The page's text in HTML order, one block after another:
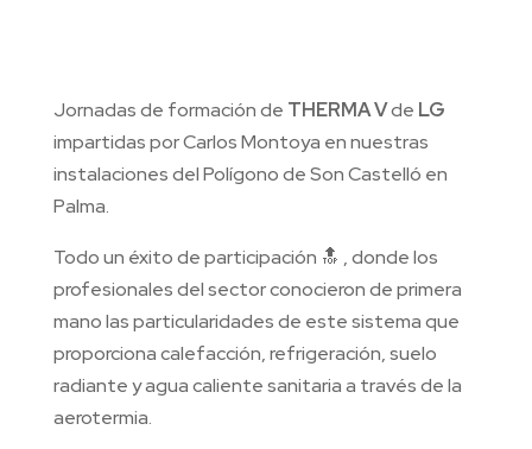
Jornadas de formación de THERMA Vde LG
impartidas por Carlos Montoya en nuestras
instalaciones del Polígono de Son Castelló en
Palma.
Todo un éxito de participación 🔝 , donde los
profesionales del sector conocieron de primera
mano las particularidades de este sistema que
proporciona calefacción, refrigeración, suelo
radiante y agua caliente sanitaria a través de la
aerotermia.